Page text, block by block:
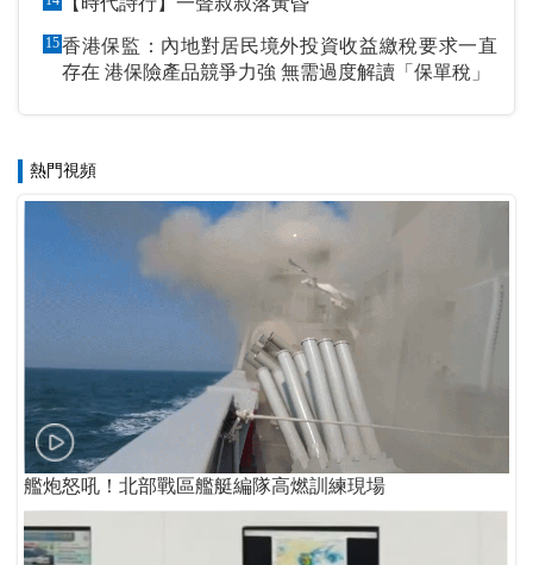
15香港保監：內地對居民境外投資收益繳稅要求一直
存在 港保險產品競爭力強 無需過度解讀「保單稅」
熱門視頻
艦炮怒吼！北部戰區艦艇編隊高燃訓練現場